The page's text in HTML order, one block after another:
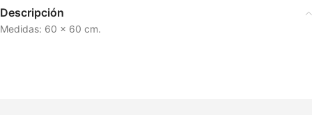
Descripción
Medidas: 60 x 60 cm.